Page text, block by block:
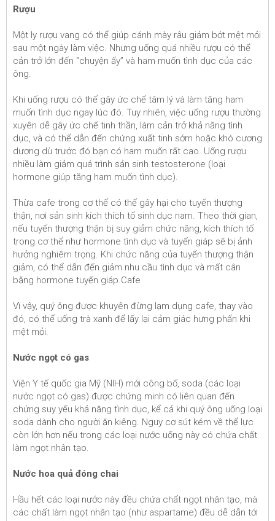
Rượu
Một ly rượu vang có thể giúp cánh mày râu giảm bớt mệt mỏi
sau một ngày làm việc. Nhưng uống quá nhiều rượu có thể
cản trở lớn đến “chuyện ấy” và ham muốn tình dục của các
ông.
Khi uống rượu có thể gây ức chế tâm lý và làm tăng ham
muốn tình dục ngay lúc đó. Tuy nhiên, việc uống rượu thường
xuyên dễ gây ức chế tinh thần, làm cản trở khả năng tình
dục, và có thể dẫn đến chứng xuất tinh sớm hoặc khó cương
dương dù trước đó bạn có ham muốn rất cao. Uống rượu
nhiều làm giảm quá trình sản sinh testosterone (loại
hormone giúp tăng ham muốn tình dục).
Thừa cafe trong cơ thể có thể gây hại cho tuyến thượng
thận, nơi sản sinh kích thích tố sinh dục nam. Theo thời gian,
nếu tuyến thượng thận bị suy giảm chức năng, kích thích tố
trong cơ thể như hormone tình dục và tuyến giáp sẽ bị ảnh
hưởng nghiêm trọng. Khi chức năng của tuyến thượng thận
giảm, có thể dẫn đến giảm nhu cầu tình dục và mất cân
bằng hormone tuyến giáp.Cafe
Vì vậy, quý ông được khuyên đừng lạm dụng cafe, thay vào
đó, có thể uống trà xanh để lấy lại cảm giác hưng phấn khi
mệt mỏi.
Nước ngọt có gas
Viện Y tế quốc gia Mỹ (NIH) mới công bố, soda (các loại
nước ngọt có gas) được chứng minh có liên quan đến
chứng suy yếu khả năng tình dục, kể cả khi quý ông uống loại
soda dành cho người ăn kiêng. Nguy cơ sút kém về thể lực
còn lớn hơn nếu trong các loại nước uống này có chứa chất
làm ngọt nhân tạo.
Nước hoa quả đóng chai
Hầu hết các loại nước này đều chứa chất ngọt nhân tạo, mà
các chất làm ngọt nhân tạo (như aspartame) đều dễ dẫn tới